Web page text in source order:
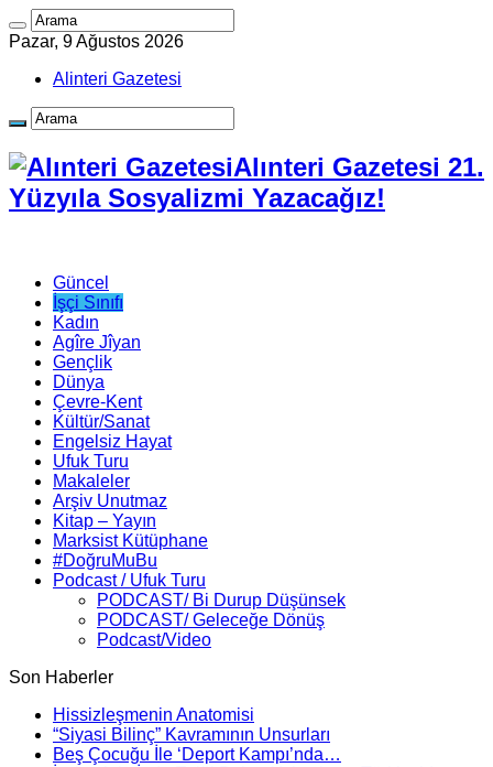
Pazar, 9 Ağustos 2026
Alinteri Gazetesi
Alınteri Gazetesi 21.
Yüzyıla Sosyalizmi Yazacağız!
Güncel
İşçi Sınıfı
Kadın
Agîre Jîyan
Gençlik
Dünya
Çevre-Kent
Kültür/Sanat
Engelsiz Hayat
Ufuk Turu
Makaleler
Arşiv Unutmaz
Kitap – Yayın
Marksist Kütüphane
#DoğruMuBu
Podcast / Ufuk Turu
PODCAST/ Bi Durup Düşünsek
PODCAST/ Geleceğe Dönüş
Podcast/Video
Son Haberler
Hissizleşmenin Anatomisi
“Siyasi Bilinç” Kavramının Unsurları
Beş Çocuğu İle ‘Deport Kampı’nda…